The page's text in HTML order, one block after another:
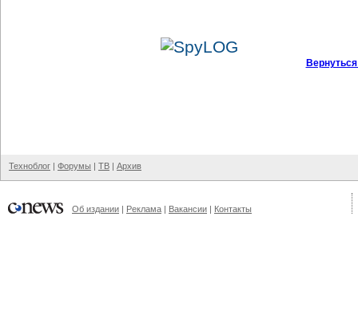
Техноблог | Форумы | ТВ | Архив
Об издании | Реклама | Вакансии | Контакты